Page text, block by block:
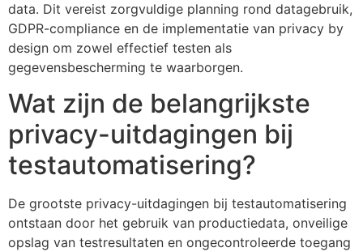
data. Dit vereist zorgvuldige planning rond datagebruik,
GDPR-compliance en de implementatie van privacy by
design om zowel effectief testen als
gegevensbescherming te waarborgen.
Wat zijn de belangrijkste
privacy-uitdagingen bij
testautomatisering?
De grootste privacy-uitdagingen bij testautomatisering
ontstaan door het gebruik van productiedata, onveilige
opslag van testresultaten en ongecontroleerde toegang